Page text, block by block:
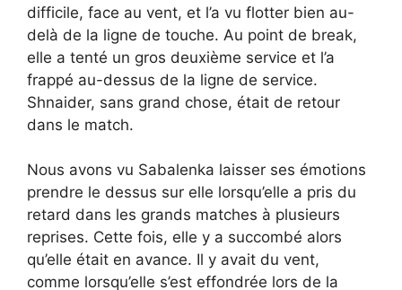
difficile, face au vent, et l’a vu flotter bien au-
delà de la ligne de touche. Au point de break,
elle a tenté un gros deuxième service et l’a
frappé au-dessus de la ligne de service.
Shnaider, sans grand chose, était de retour
dans le match.
Nous avons vu Sabalenka laisser ses émotions
prendre le dessus sur elle lorsqu’elle a pris du
retard dans les grands matches à plusieurs
reprises. Cette fois, elle y a succombé alors
qu’elle était en avance. Il y avait du vent,
comme lorsqu’elle s’est effondrée lors de la